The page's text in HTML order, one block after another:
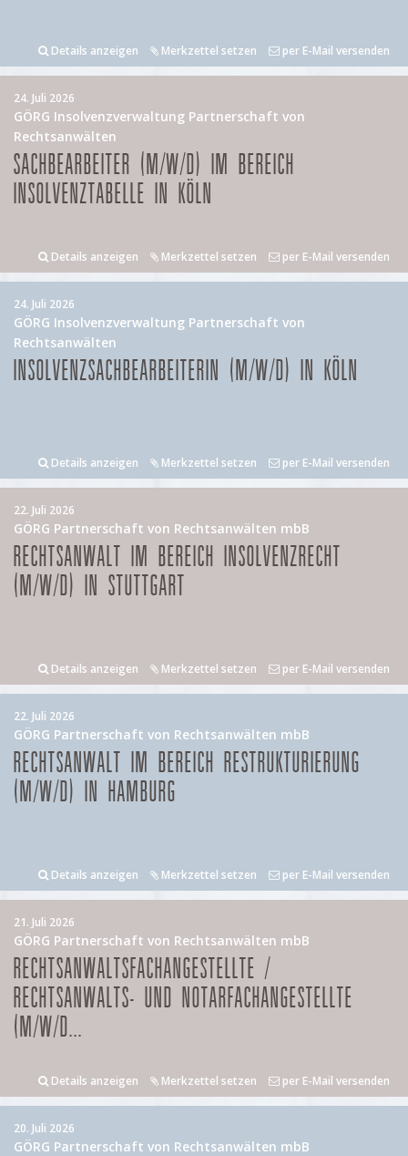
Details anzeigen Merkzettel setzen per E-Mail versenden
24. Juli 2026
GÖRG Insolvenzverwaltung Partnerschaft von
Rechtsanwälten
SACHBEARBEITER (M/W/D) IM BEREICH
INSOLVENZTABELLE IN KÖLN
Details anzeigen Merkzettel setzen per E-Mail versenden
24. Juli 2026
GÖRG Insolvenzverwaltung Partnerschaft von
Rechtsanwälten
INSOLVENZSACHBEARBEITERIN (M/W/D) IN KÖLN
Details anzeigen Merkzettel setzen per E-Mail versenden
22. Juli 2026
GÖRG Partnerschaft von Rechtsanwälten mbB
RECHTSANWALT IM BEREICH INSOLVENZRECHT
(M/W/D) IN STUTTGART
Details anzeigen Merkzettel setzen per E-Mail versenden
22. Juli 2026
GÖRG Partnerschaft von Rechtsanwälten mbB
RECHTSANWALT IM BEREICH RESTRUKTURIERUNG
(M/W/D) IN HAMBURG
Details anzeigen Merkzettel setzen per E-Mail versenden
21. Juli 2026
GÖRG Partnerschaft von Rechtsanwälten mbB
RECHTSANWALTSFACHANGESTELLTE /
RECHTSANWALTS- UND NOTARFACHANGESTELLTE
(M/W/D...
Details anzeigen Merkzettel setzen per E-Mail versenden
20. Juli 2026
GÖRG Partnerschaft von Rechtsanwälten mbB